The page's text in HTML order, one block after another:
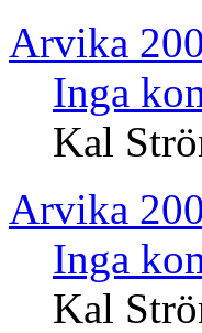
Arvika
Inga
Kal
Arvika
Inga
Kal